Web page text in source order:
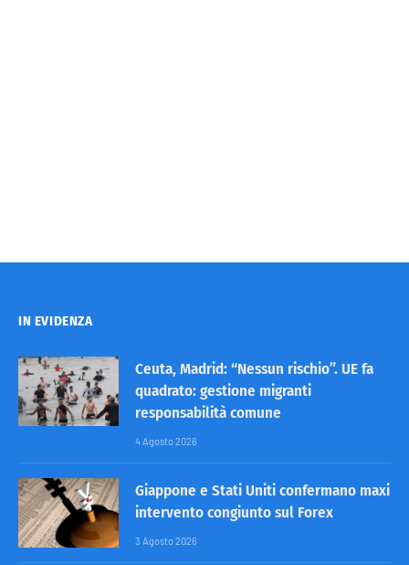
IN EVIDENZA
Ceuta, Madrid: “Nessun rischio”. UE fa
quadrato: gestione migranti
responsabilità comune
4 Agosto 2026
Giappone e Stati Uniti confermano maxi
intervento congiunto sul Forex
3 Agosto 2026